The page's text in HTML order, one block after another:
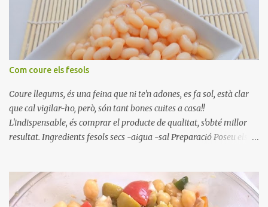
Com coure els fesols
Coure llegums, és una feina que ni te'n adones, es fa sol, està clar
que cal vigilar-ho, però, són tant bones cuites a casa!!
L'indispensable, és comprar el producte de qualitat, s'obté millor
resultat. Ingredients fesols secs -aigua -sal Preparació Poseu els
quan arrenca el bull, canvieu l'aigua bullint, per aigua freda,
repetiu dues o tres vegades, abaixeu el foc i atureu la ebullició, dues